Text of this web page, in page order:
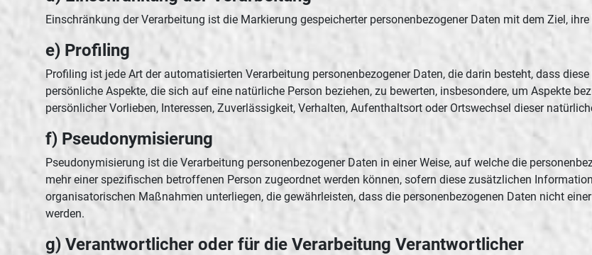
Einschränkung der Verarbeitung ist die Markierung gespeicherter personenbezogener Daten mit dem Ziel,
e) Profiling
Profiling ist jede Art der automatisierten Verarbeitung personenbezogener Daten, die darin besteht, dass
persönliche Aspekte, die sich auf eine natürliche Person beziehen, zu bewerten, insbesondere, um Aspekte
persönlicher Vorlieben, Interessen, Zuverlässigkeit, Verhalten, Aufenthaltsort oder Ortswechsel dieser
f) Pseudonymisierung
Pseudonymisierung ist die Verarbeitung personenbezogener Daten in einer Weise, auf welche die
mehr einer spezifischen betroffenen Person zugeordnet werden können, sofern diese zusätzlichen
organisatorischen Maßnahmen unterliegen, die gewährleisten, dass die personenbezogenen Daten nicht
werden.
g) Verantwortlicher oder für die Verarbeitung Verantwortlicher